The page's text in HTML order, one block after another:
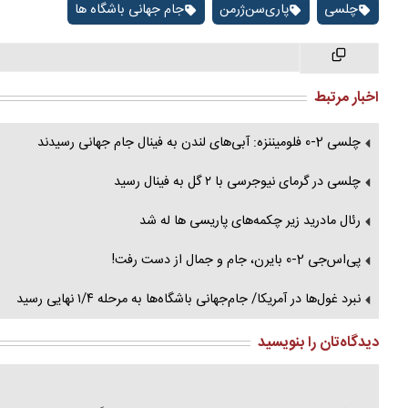
چلسی پاری‌سن‌ژرمن جام جهانی باشگاه ها
اخبار مرتبط
چلسی 2-0 فلومیننزه: آبی‌های لندن به فینال جام جهانی رسیدند
چلسی در گرمای نیوجرسی با ۲ گل به فینال رسید
رئال مادرید زیر چکمه‌های پاریسی ها له شد
پی‌اس‌جی 2-0 بایرن، جام و جمال از دست رفت!
نبرد غول‌ها در آمریکا/ جام‌جهانی باشگاه‌ها به مرحله ۱/۴ نهایی رسید
دیدگاه‌تان را بنویسید